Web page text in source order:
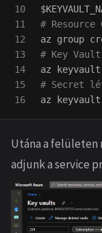
10
11
12
13
14
15
# Resource
az
group
# Key
az
keyvault
# Secret
az
keyvault
Utána a felületen
adjunk a service